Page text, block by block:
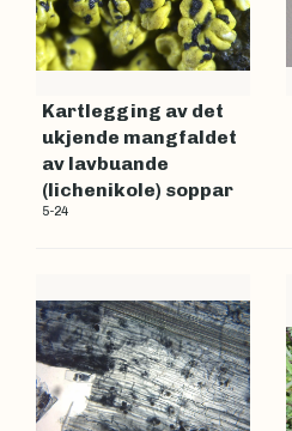
Kartlegging av det
ukjende mangfaldet
av lavbuande
(lichenikole) soppar
5-24